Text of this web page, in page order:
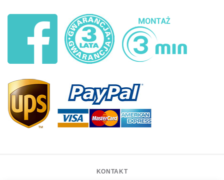
KONTAKT